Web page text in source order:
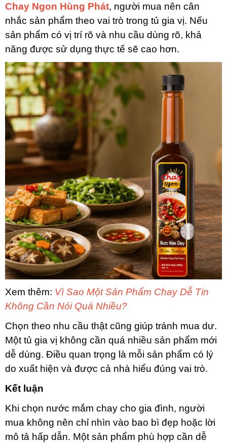
Chay Ngon Hùng Phát, người mua nên cân
nhắc sản phẩm theo vai trò trong tủ gia vị. Nếu
sản phẩm có vị trí rõ và nhu cầu dùng rõ, khả
năng được sử dụng thực tế sẽ cao hơn.
Xem thêm: Vì Sao Một Sản Phẩm Chay Dễ Tin
Không Cần Nói Quá Nhiều?
Chọn theo nhu cầu thật cũng giúp tránh mua dư.
Một tủ gia vị không cần quá nhiều sản phẩm mới
dễ dùng. Điều quan trọng là mỗi sản phẩm có lý
do xuất hiện và được cả nhà hiểu đúng vai trò.
Kết luận
Khi chọn nước mắm chay cho gia đình, người
mua không nên chỉ nhìn vào bao bì đẹp hoặc lời
mô tả hấp dẫn. Một sản phẩm phù hợp cần dễ